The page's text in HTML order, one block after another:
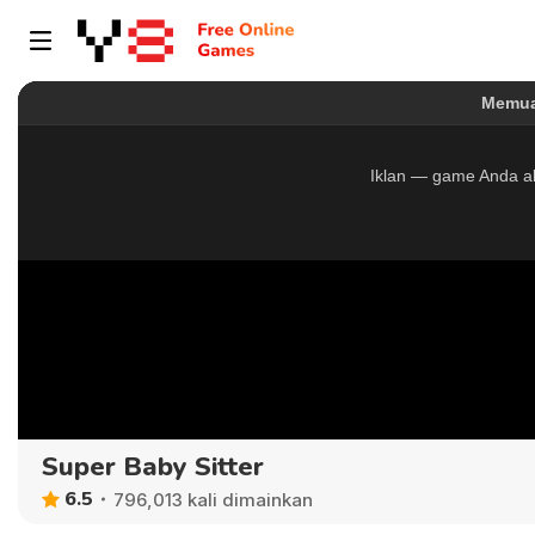
Super Baby Sitter
6.5 796,013 kali dimainkan